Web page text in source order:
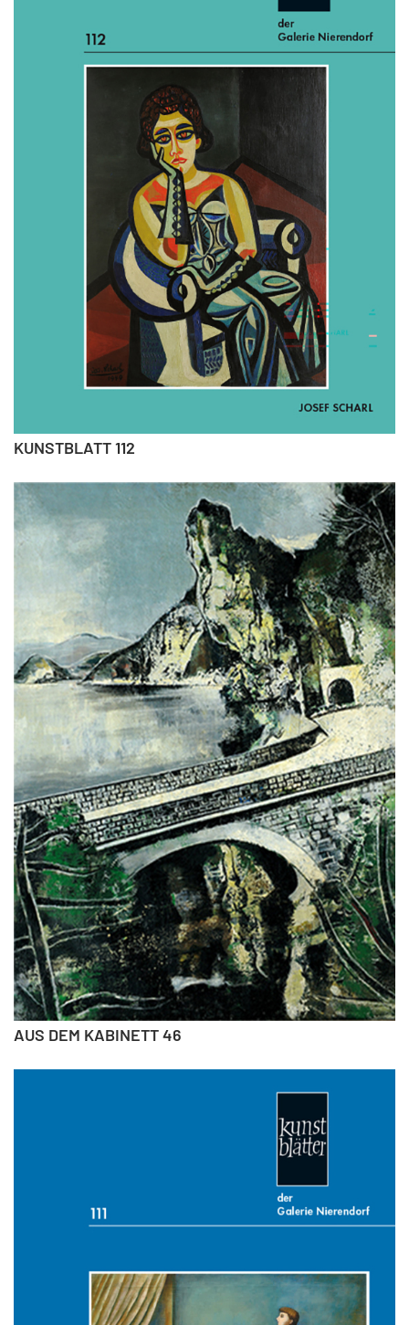
KUNSTBLATT 112
AUS DEM KABINETT 46